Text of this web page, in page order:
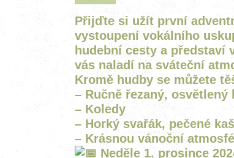
Přijďte si užít první
vystoupení vokálního
hudební cesty a představí
vás naladí na sváteční
Kromě hudby se můžete
– Ručně řezaný, osvětlený
– Koledy
– Horký svařák, pečené
– Krásnou vánoční
Neděle 1. prosince